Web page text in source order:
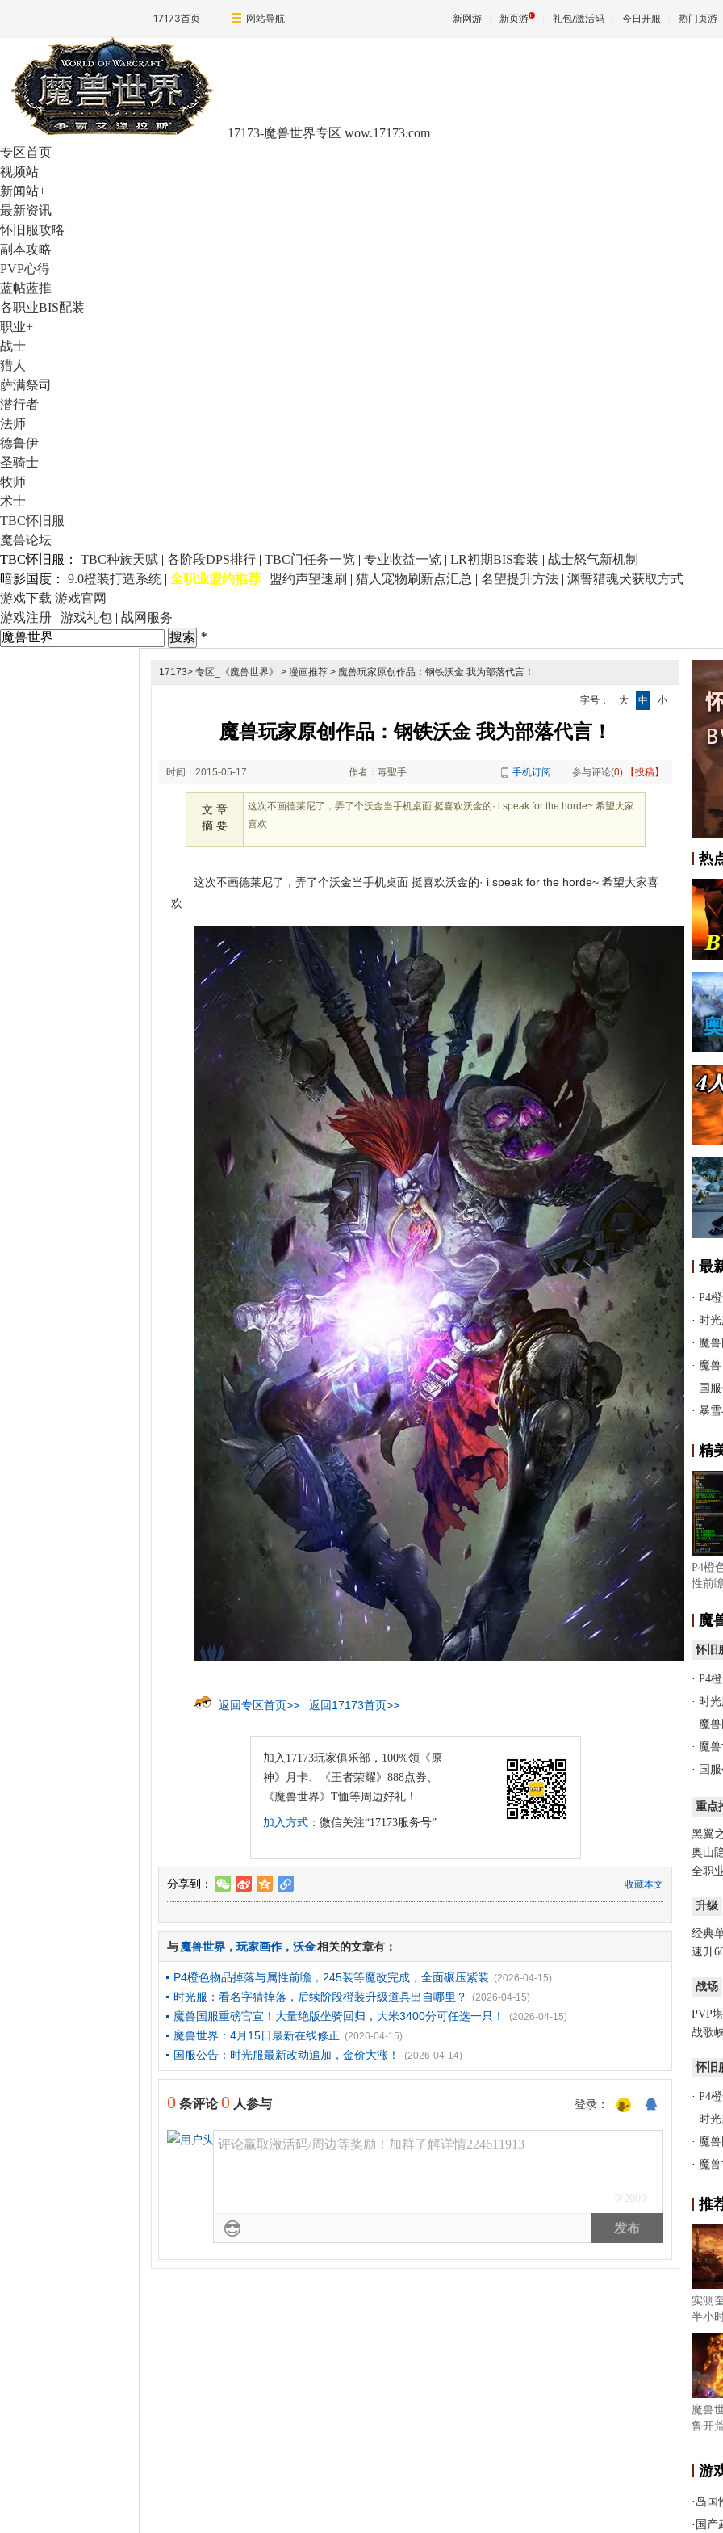
17173首页 网站导航 新网游 新页游 礼包/激活码 今日开服 热门页游
17173-魔兽世界专区 wow.17173.com
专区首页
视频站
新闻站+
最新资讯
怀旧服攻略
副本攻略
PVP心得
蓝帖蓝推
各职业BIS配装
职业+
战士
猎人
萨满祭司
潜行者
法师
德鲁伊
圣骑士
牧师
术士
TBC怀旧服
魔兽论坛
TBC怀旧服：
TBC种族天赋 | 各阶段DPS排行 | TBC门任务一览 | 专业收益一览 | LR初期BIS套装 | 战士怒气新机制
暗影国度：
9.0橙装打造系统 | 全职业盟约推荐 | 盟约声望速刷 | 猎人宠物刷新点汇总 | 名望提升方法 | 渊誓猎魂犬获取方式
游戏下载 游戏官网
游戏注册 | 游戏礼包 | 战网服务
*
17173> 专区_《魔兽世界》 > 漫画推荐 > 魔兽玩家原创作品：钢铁沃金 我为部落代言！
字号： 大 中 小
魔兽玩家原创作品：钢铁沃金 我为部落代言！
时间：2015-05-17
17:31
作者：毒聖手 手机订阅 参与评论(0) 【投稿】
文 章
摘 要
这次不画德莱尼了，弄了个沃金当手机桌面 挺喜欢沃金的· i speak for the horde~ 希望大家
喜欢
这次不画德莱尼了，弄了个沃金当手机桌面 挺喜欢沃金的· i speak for the horde~ 希望大家喜
欢
返回专区首页>> 返回17173首页>>
加入17173玩家俱乐部，100%领《原
神》月卡、《王者荣耀》888点券、
《魔兽世界》T恤等周边好礼！
加入方式： 微信关注“17173服务号”
分享到： w t z l 收藏本文
与魔兽世界 ， 玩家画作， 沃金相关的文章有：
P4橙色物品掉落与属性前瞻，245装等魔改完成，全面碾压紫装 (2026-04-15)
时光服：看名字猜掉落，后续阶段橙装升级道具出自哪里？ (2026-04-15)
魔兽国服重磅官宣！大量绝版坐骑回归，大米3400分可任选一只！ (2026-04-15)
魔兽世界：4月15日最新在线修正 (2026-04-15)
国服公告：时光服最新改动追加，金价大涨！ (2026-04-14)
0 条评论0 人参与 登录：
评论赢取激活码/周边等奖励！加群了解详情224611913
0 /2000
发布
热
最
· P4
· 时光
· 魔兽
· 魔
· 国
· 暴
精
P4橙
性前
魔
怀旧
· P4
· 时光
· 魔兽
· 魔
· 国
重点
黑翼
奥山
全职
升级
经典
速升
战场
PVP
战歌
怀旧
· P4
· 时光
· 魔兽
· 魔
推
实测
半小
魔兽
鲁开
游
· 岛国
· 国产